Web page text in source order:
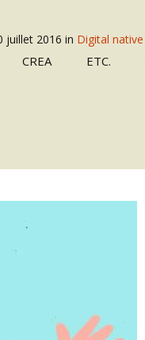
CREA ETC.
juillet 2016 in Digital native